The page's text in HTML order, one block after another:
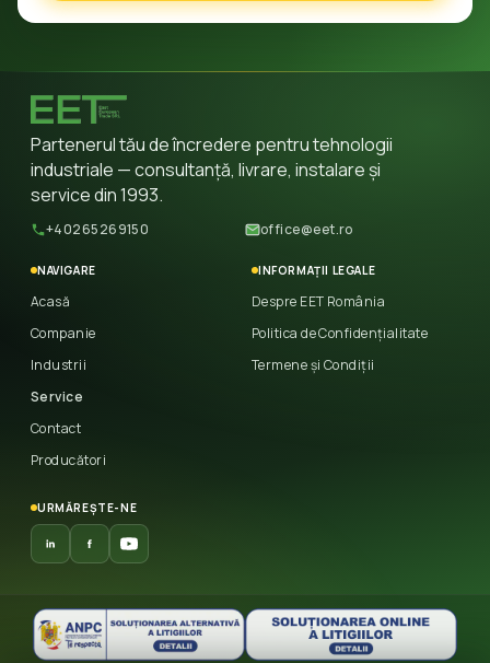
Partenerul tău de încredere pentru tehnologii
industriale — consultanță, livrare, instalare și
service din 1993.
+40265269150 office@eet.ro
NAVIGARE
Acasă
Companie
Industrii
Service
Contact
Producători
INFORMAȚII LEGALE
Despre EET România
Politica de Confidențialitate
Termene și Condiții
URMĂREȘTE-NE